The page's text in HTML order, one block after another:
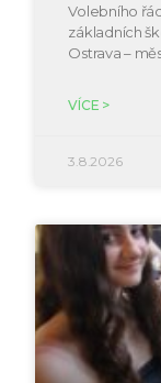
Volebního
základních
Ostrava –
VÍCE >
3.8.2026